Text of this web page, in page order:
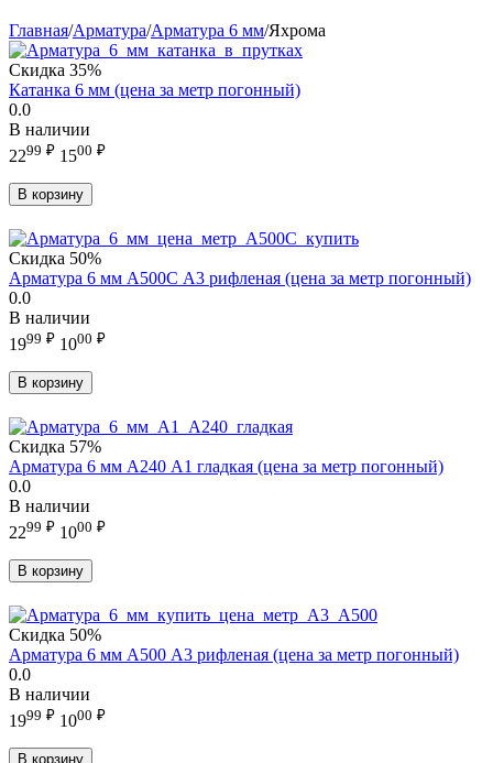
Главная/Арматура/Арматура 6 мм/Яхрома
Скидка 35%
Катанка 6 мм (цена за метр погонный)
0.0
В наличии
2299 ₽ 1500 ₽
В корзину
Скидка 50%
Арматура 6 мм А500С А3 рифленая (цена за метр погонный)
0.0
В наличии
1999 ₽ 1000 ₽
В корзину
Скидка 57%
Арматура 6 мм А240 А1 гладкая (цена за метр погонный)
0.0
В наличии
2299 ₽ 1000 ₽
В корзину
Скидка 50%
Арматура 6 мм А500 А3 рифленая (цена за метр погонный)
0.0
В наличии
1999 ₽ 1000 ₽
В корзину